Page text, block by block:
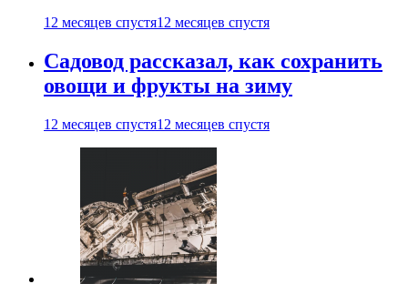
12 месяцев спустя12 месяцев спустя
Садовод рассказал, как сохранить
овощи и фрукты на зиму
12 месяцев спустя12 месяцев спустя